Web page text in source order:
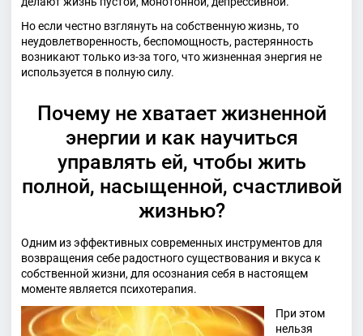
Но если честно взглянуть на собственную жизнь, то
неудовлетворенность, беспомощность, растерянность
возникают только из-за того, что жизненная энергия не
используется в полную силу.
Почему не хватает жизненной
энергии и как научиться
управлять ей, чтобы жить
полной, насыщенной, счастливой
жизнью?
Одним из эффективных современных инструментов для
возвращения себе радостного существования и вкуса к
собственной жизни, для осознания себя в настоящем
моменте является психотерапия.
При этом
нельзя